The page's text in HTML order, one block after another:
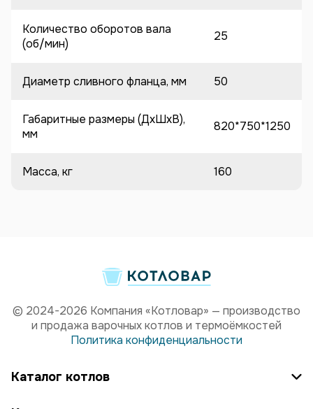
Количество оборотов вала
(об/мин)
25
Диаметр сливного фланца, мм 50
Габаритные размеры (ДхШхВ),
мм
820*750*1250
Масса, кг 160
© 2024-2026 Компания «Котловар» — производство
и продажа варочных котлов и термоёмкостей
Политика конфиденциальности
Каталог котлов